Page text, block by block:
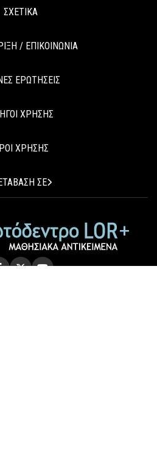
ΣΧΕΤΙΚΑ
/ ΕΠΙΚΟΙΝΩΝΙΑ
ΕΡΩΤΗΣΕΙΣ
ΧΡΗΣΗΣ
ΧΡΗΣΗΣ
ΣΕ